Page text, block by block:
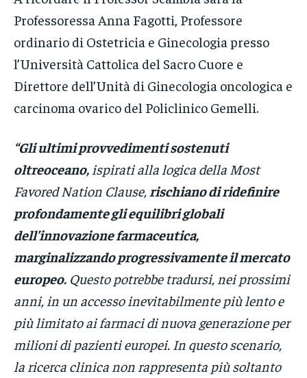
Professoressa Anna Fagotti, Professore
ordinario di Ostetricia e Ginecologia presso
l’Università Cattolica del Sacro Cuore e
Direttore dell’Unità di Ginecologia oncologica e
carcinoma ovarico del Policlinico Gemelli.
“Gli ultimi provvedimenti sostenuti
oltreoceano, ispirati alla logica della Most
Favored Nation Clause, rischiano di ridefinire
profondamente gli equilibri globali
dell’innovazione farmaceutica,
marginalizzando progressivamente il mercato
europeo. Questo potrebbe tradursi, nei prossimi
anni, in un accesso inevitabilmente più lento e
più limitato ai farmaci di nuova generazione per
milioni di pazienti europei. In questo scenario,
la ricerca clinica non rappresenta più soltanto